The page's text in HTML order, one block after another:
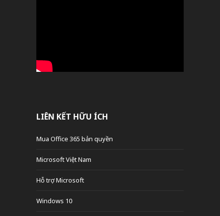
LIÊN KẾT HỮU ÍCH
Mua Office 365 bản quyền
Microsoft Việt Nam
Hỗ trợ Microsoft
Windows 10